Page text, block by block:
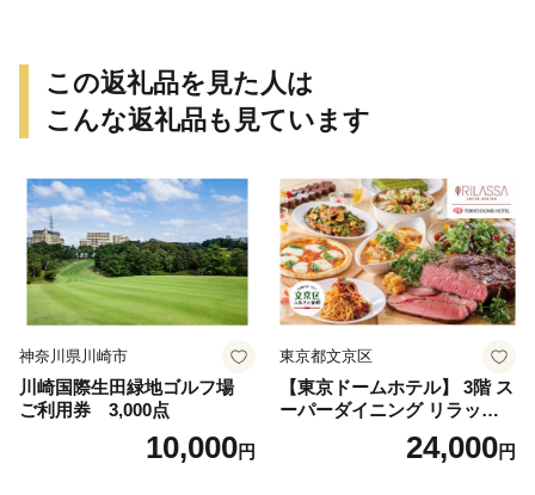
この返礼品を見た人は
こんな返礼品も見ています
神奈川県川崎市
川崎国際生田緑地ゴルフ場
ご利用券 3,000点
10,000円
東京都文京区
【東京ドームホテル】 3階 ス
ーパーダイニング リラッサ
ランチブッフェ お食事券 大
人1名様分 関東 東京 ご利用
24,000円